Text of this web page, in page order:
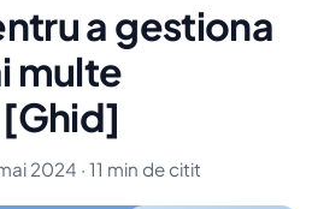
a gestiona
multe
2024 · 11 min de citit